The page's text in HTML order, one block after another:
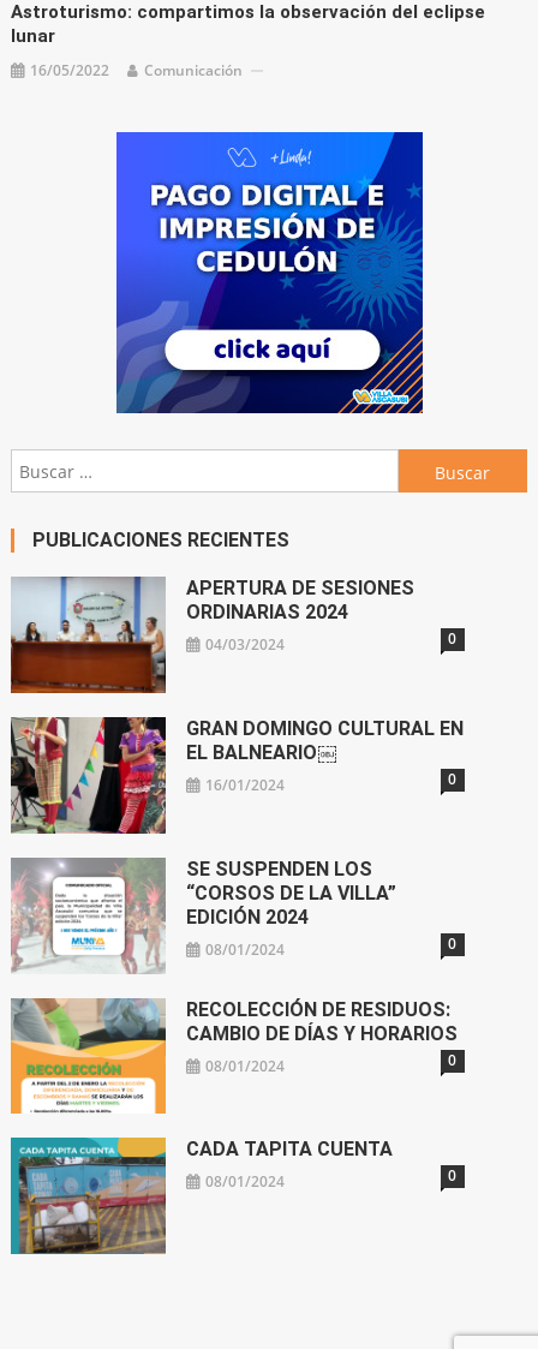
Astroturismo: compartimos la observación del eclipse
lunar
16/05/2022 Comunicación
Buscar:
PUBLICACIONES RECIENTES
APERTURA DE SESIONES
ORDINARIAS 2024
04/03/2024 0
GRAN DOMINGO CULTURAL EN
EL BALNEARIO￼
16/01/2024 0
SE SUSPENDEN LOS
“CORSOS DE LA VILLA”
EDICIÓN 2024
08/01/2024 0
RECOLECCIÓN DE RESIDUOS:
CAMBIO DE DÍAS Y HORARIOS
08/01/2024 0
CADA TAPITA CUENTA
08/01/2024 0